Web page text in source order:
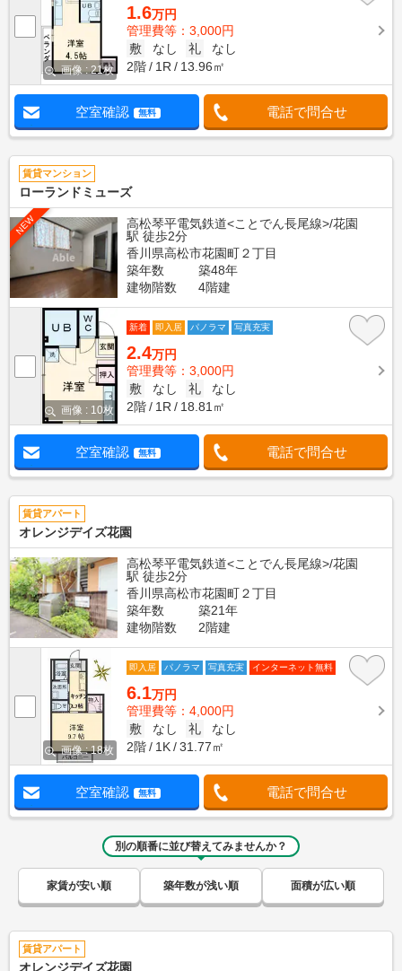
画像 : 21枚
1.6万円
管理費等：3,000円
敷
なし 礼
なし
2階
1R 13.96㎡
空室確認 無料 電話で問合せ
賃貸マンション
ローランドミューズ
NEW
高松琴平電気鉄道<ことでん長尾線>/花園
駅 徒歩2分
香川県高松市花園町２丁目
築年数
築48年
建物階数
4階建
画像 : 10枚
新着 即入居 パノラマ 写真充実
2.4万円
管理費等：3,000円
敷
なし 礼
なし
2階
1R 18.81㎡
空室確認 無料 電話で問合せ
賃貸アパート
オレンジデイズ花園
高松琴平電気鉄道<ことでん長尾線>/花園
駅 徒歩2分
香川県高松市花園町２丁目
築年数
築21年
建物階数
2階建
画像 : 18枚
即入居 パノラマ 写真充実 インターネット無料
6.1万円
管理費等：4,000円
敷
なし 礼
なし
2階
1K 31.77㎡
空室確認 無料 電話で問合せ
別の順番に並び替えてみませんか？
家賃が安い順 築年数が浅い順 面積が広い順
賃貸アパート
オレンジデイズ花園